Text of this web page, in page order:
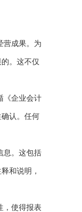
营成果。为
。这不仅
《企业会计
认。任何
息。这包括
和说明，
，使得报表